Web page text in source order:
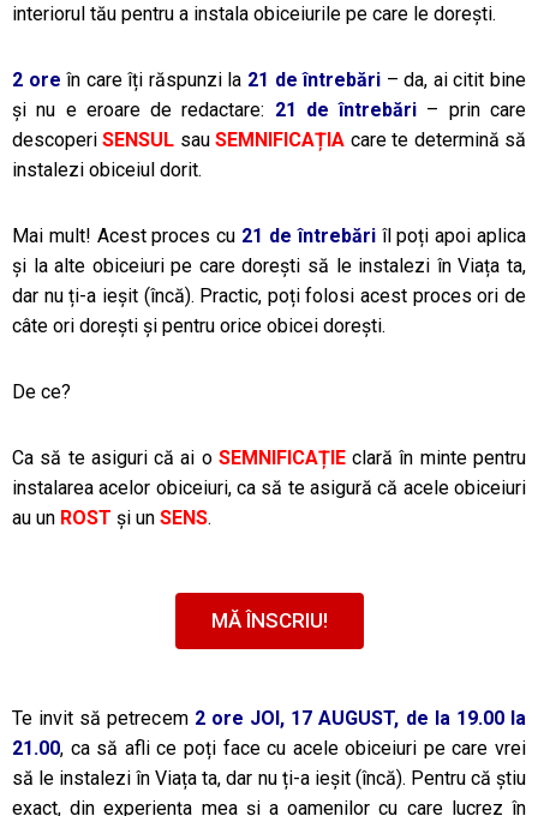
interiorul tău pentru a instala obiceiurile pe care le dorești.
2 ore în care îți răspunzi la 21 de întrebări – da, ai citit bine
și nu e eroare de redactare: 21 de întrebări – prin care
descoperiSENSUL sauSEMNIFICAȚIA care te determină să
instalezi obiceiul dorit.
Mai mult! Acest proces cu 21 de întrebăriîl poți apoi aplica
și la alte obiceiuri pe care dorești să le instalezi în Viața ta,
dar nu ți-a ieșit (încă). Practic, poți folosi acest proces ori de
câte ori dorești și pentru orice obicei dorești.
De ce?
Ca să te asiguri că ai o SEMNIFICAȚIEclară în minte pentru
instalarea acelor obiceiuri, ca să te asigură că acele obiceiuri
au un ROST și un SENS.
MĂ ÎNSCRIU!
Te invit să petrecem 2 ore JOI, 17 AUGUST, de la 19.00 la
21.00, ca să afli ce poți face cu acele obiceiuri pe care vrei
să le instalezi în Viața ta, dar nu ți-a ieșit (încă). Pentru că știu
exact, din experiența mea și a oamenilor cu care lucrez în